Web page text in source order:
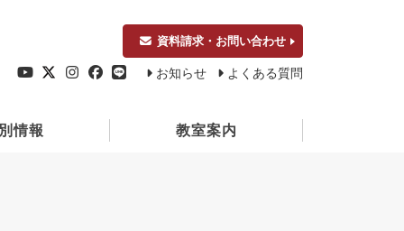
資料請求・お問い合わせ
お知らせ よくある質問
情報 教室案内